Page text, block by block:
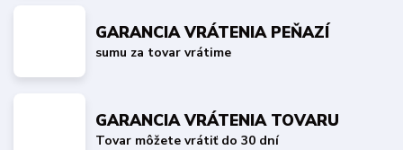
GARANCIA VRÁTENIA PEŇAZÍ
sumu za tovar vrátime
GARANCIA VRÁTENIA TOVARU
Tovar môžete vrátiť do 30 dní